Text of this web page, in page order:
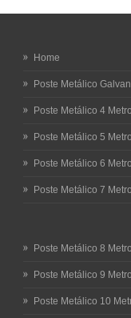
Home
Poste Metálico
Poste Metálico 4
Poste Metálico 5
Poste Metálico 6
Poste Metálico 7
Poste Metálico 8
Poste Metálico 9
Poste Metálico 10